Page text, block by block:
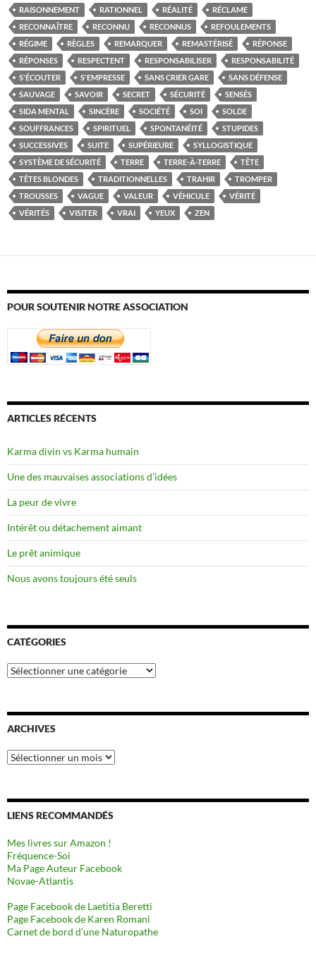
RAISONNEMENT
RATIONNEL RÉALITÉ
RÉCLAME
RECONNAÎTRE
RECONNU RECONNUS
REFOULEMENTS
RÉGIME
RÈGLES REMARQUER REMASTÉRISÉ
RÉPONSE
RÉPONSES
RESPECTENT RESPONSABILISER
RESPONSABILITÉ
S'ÉCOUTER
S'EMPRESSE SANS CRIER GARE
SANS DÉFENSE
SAUVAGE
SAVOIR SECRET SÉCURITÉ
SENSÉS
SIDA MENTAL
SINCÈRE SOCIÉTÉ SOI
SOLDE
SOUFFRANCES
SPIRITUEL SPONTANÉITÉ
STUPIDES
SUCCESSIVES
SUITE SUPÉRIEURE
SYLLOGISTIQUE
SYSTÈME DE SÉCURITÉ
TERRE TERRE-À-TERRE
TÊTE
TÊTES BLONDES
TRADITIONNELLES TRAHIR
TROMPER
TROUSSES
VAGUE VALEUR VÉHICULE
VÉRITÉ
VÉRITÉS
VISITER VRAI YEUX ZEN
POUR SOUTENIR NOTRE ASSOCIATION
ARTICLES RÉCENTS
Karma divin vs Karma humain
Une des mauvaises associations d’idées
La peur de vivre
Intérêt ou détachement aimant
Le prêt animique
Nous avons toujours été seuls
CATÉGORIES
Catégories
ARCHIVES
Archives
LIENS RECOMMANDÉS
Mes livres sur Amazon !
Fréquence-Soi
Ma Page Auteur Facebook
Novae-Atlantis
Page Facebook de Laetitia Beretti
Page Facebook de Karen Romani
Carnet de bord d’une Naturopathe